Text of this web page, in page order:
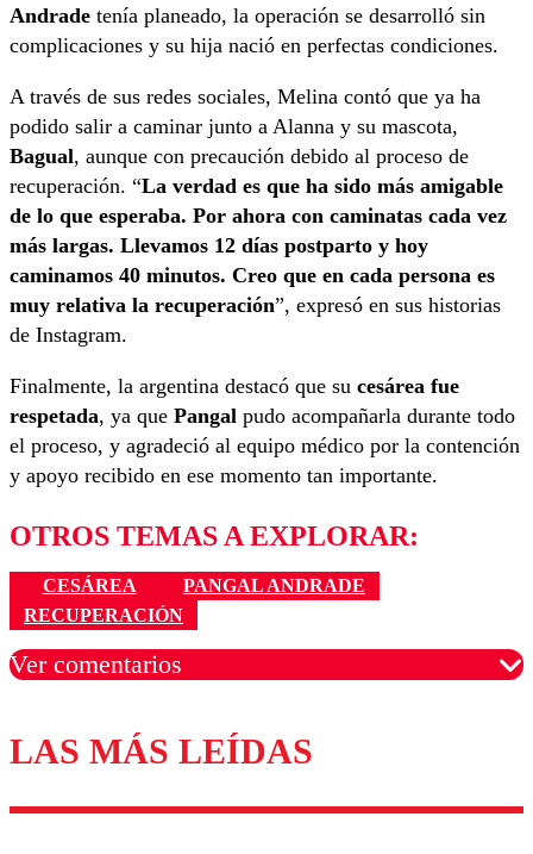
Andrade tenía planeado, la operación se desarrolló sin
complicaciones y su hija nació en perfectas condiciones.
A través de sus redes sociales, Melina contó que ya ha
podido salir a caminar junto a Alanna y su mascota,
Bagual, aunque con precaución debido al proceso de
recuperación. “La verdad es que ha sido más amigable
de lo que esperaba. Por ahora con caminatas cada vez
más largas. Llevamos 12 días postparto y hoy
caminamos 40 minutos. Creo que en cada persona es
muy relativa la recuperación”, expresó en sus historias
de Instagram.
Finalmente, la argentina destacó que su cesárea fue
respetada, ya que Pangal pudo acompañarla durante todo
el proceso, y agradeció al equipo médico por la contención
y apoyo recibido en ese momento tan importante.
OTROS TEMAS A EXPLORAR:
CESÁREA
PANGAL ANDRADE
RECUPERACIÓN
Ver comentarios
Los comentarios son moderados para garantizar un
diálogo respetuoso.
LAS MÁS LEÍDAS